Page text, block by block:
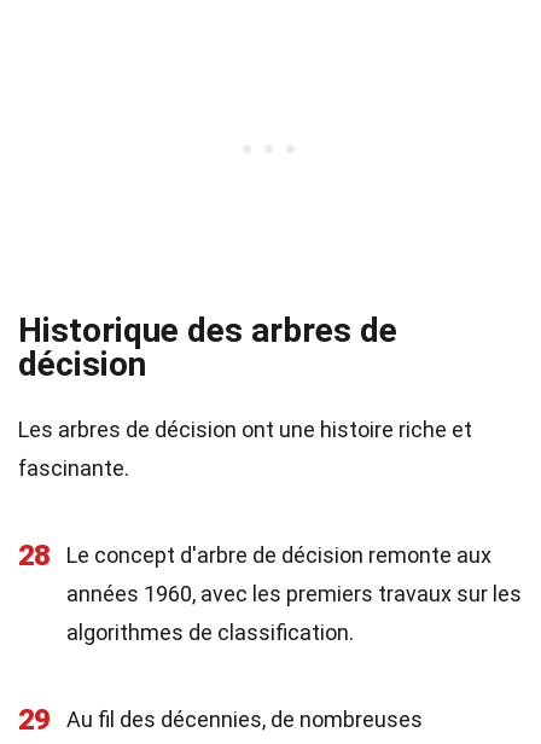
Historique des arbres de
décision
Les arbres de décision ont une histoire riche et
fascinante.
28
Le concept d'arbre de décision remonte aux
années 1960, avec les premiers travaux sur les
algorithmes de classification.
29
Au fil des décennies, de nombreuses